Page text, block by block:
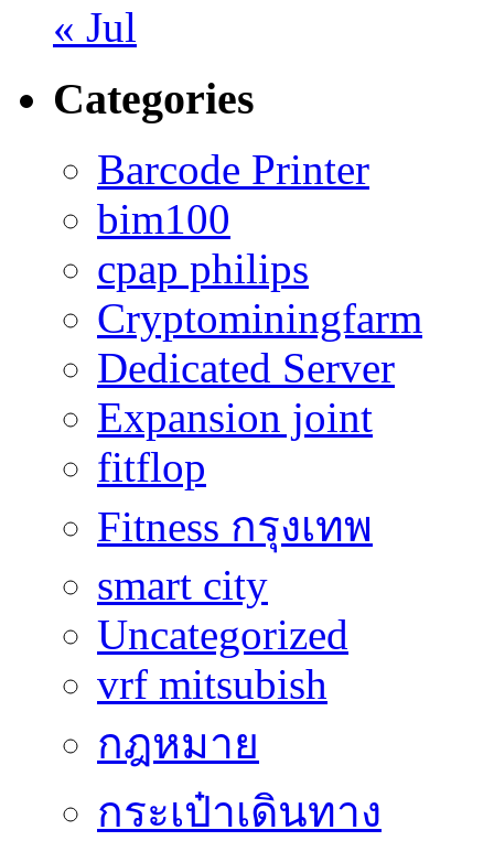
« Jul
Categories
Barcode Printer
bim100
cpap philips
Cryptominingfarm
Dedicated Server
Expansion joint
fitflop
Fitness กรุงเทพ
smart city
Uncategorized
vrf mitsubish
กฎหมาย
กระเป๋าเดินทาง